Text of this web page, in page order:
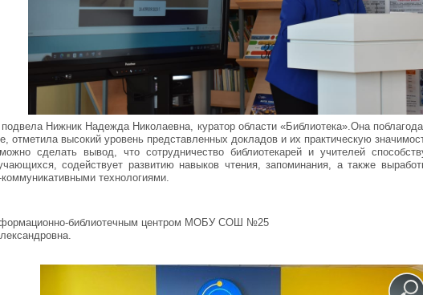
Нижник Надежда Николаевна, куратор области «Библиотека».Она
отметила высокий уровень представленных докладов и их практическую
сделать вывод, что сотрудничество библиотекарей и учителей
содействует развитию навыков чтения, запоминания, а также
технологиями.
библиотечным центром МОБУ СОШ №25